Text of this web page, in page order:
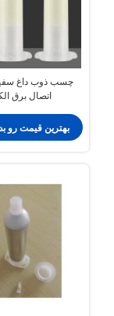
چسب ذوب داغ
اتصال برق
بهترین قیمت رو